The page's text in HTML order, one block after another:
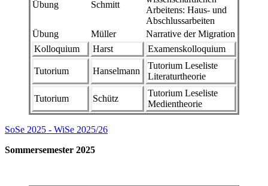
Übung Schmitt
Arbeitens: Haus- und
Abschlussarbeiten
Übung
Müller
Narrative der Migration
Kolloquium
Harst Examenskolloquium
Tutorium Hanselmann
Tutorium Leseliste
Literaturtheorie
Tutorium Schütz
Tutorium Leseliste
Medientheorie
SoSe 2025 - WiSe 2025/26
Sommersemester 2025